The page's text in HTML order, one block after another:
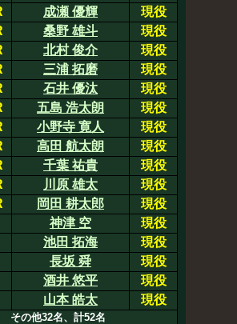
成瀬 優輝
現役
桑野 雄斗
現役
北村 俊介
現役
三浦 拓磨
現役
石井 優汰
現役
五島 浩太朗
現役
小野寺 寛人
現役
高田 航太朗
現役
千葉 祐貴
現役
川原 雄太
現役
岡田 耕太郎
現役
神津 空
現役
池田 拓海
現役
長坂 舜
現役
酒井 悠平
現役
山本 皓太 現役
その他32名、計52名